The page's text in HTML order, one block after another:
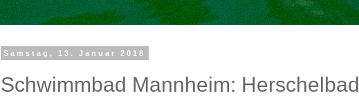
Samstag, 13. Januar 2018
Schwimmbad Mannheim: Herschelbad